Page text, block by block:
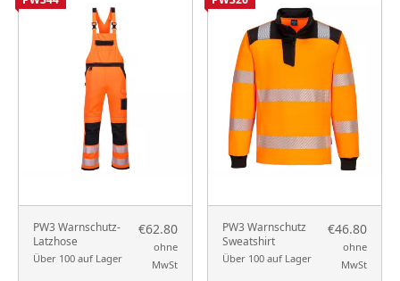
PW3 Warnschutz-
Latzhose
Über 100 auf Lager
€62.80
ohne
MwSt
PW3 Warnschutz
Sweatshirt
Über 100 auf Lager
€46.80
ohne
MwSt